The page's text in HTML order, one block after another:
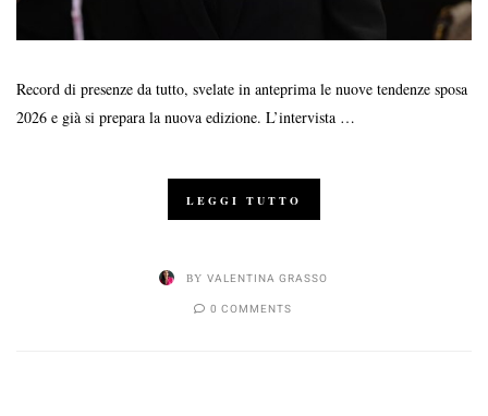
Record di presenze da tutto, svelate in anteprima le nuove tendenze sposa
2026 e già si prepara la nuova edizione. L’intervista …
LEGGI TUTTO
BY VALENTINA GRASSO
0 COMMENTS